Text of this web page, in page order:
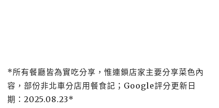
*所有餐廳皆為實吃分享，惟連鎖店家主要分享菜色內
容，部份非北車分店用餐食記；Google評分更新日
期：2025.08.23*